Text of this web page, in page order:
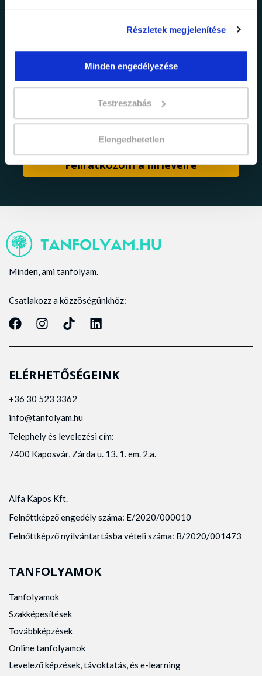
Részletek megjelenítése
Minden engedélyezése
Testreszabás
Elengedhetetlen
Elfogadom azadatkezelési tájékoztatóban
Minden, ami tanfolyam.
Csatlakozz a közzöségünkhöz:
ELÉRHETŐSÉGEINK
+36 30 523 3362
info@tanfolyam.hu
Telephely és levelezési cím:
7400 Kaposvár, Zárda u. 13. 1. em. 2.a.
Alfa Kapos Kft.
Felnőttképző engedély száma: E/2020/000010
Felnőttképző nyilvántartásba vételi száma: B/2020/001473
TANFOLYAMOK
Tanfolyamok
Szakképesítések
Továbbképzések
Online tanfolyamok
Levelező képzések, távoktatás, és e-learning